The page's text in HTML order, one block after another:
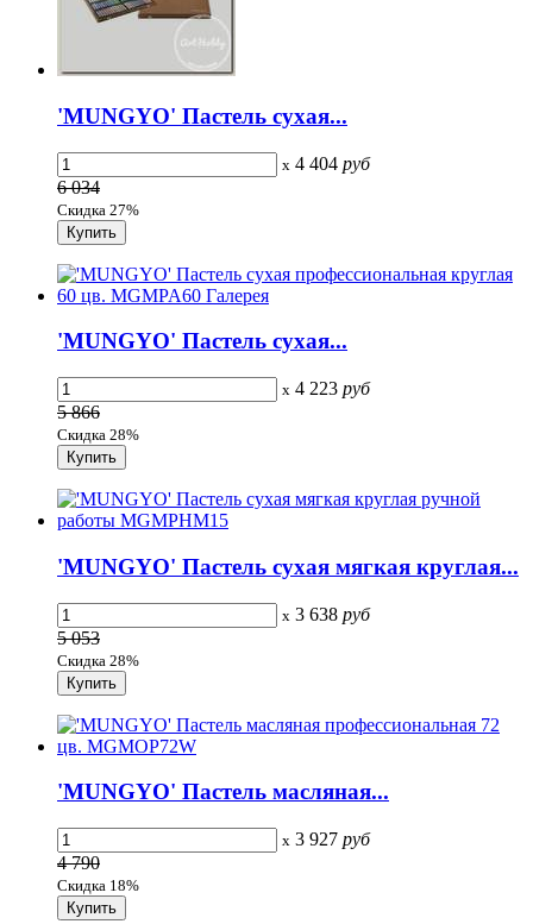
'MUNGYO' Пастель сухая...
x 4 404 руб
6 034
Скидка 27%
'MUNGYO' Пастель сухая...
x 4 223 руб
5 866
Скидка 28%
'MUNGYO' Пастель сухая мягкая круглая...
x 3 638 руб
5 053
Скидка 28%
'MUNGYO' Пастель масляная...
x 3 927 руб
4 790
Скидка 18%